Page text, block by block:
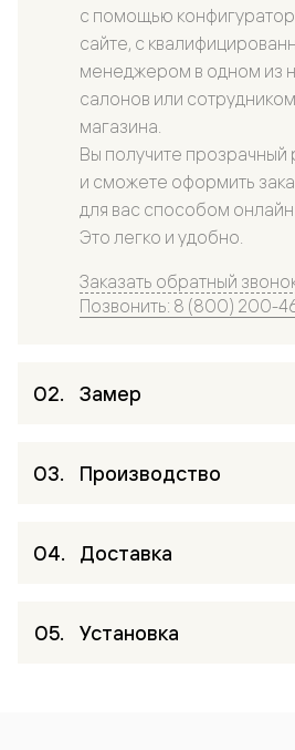
с помощью
сайте, с
менеджером в одном из
салонов или
магазина.
Вы получите прозрачный
и сможете оформить
для вас способом
Это легко и удобно.
Заказать обратный
Позвонить: 8 (800) 200-
Замер
Производство
Доставка
Установка